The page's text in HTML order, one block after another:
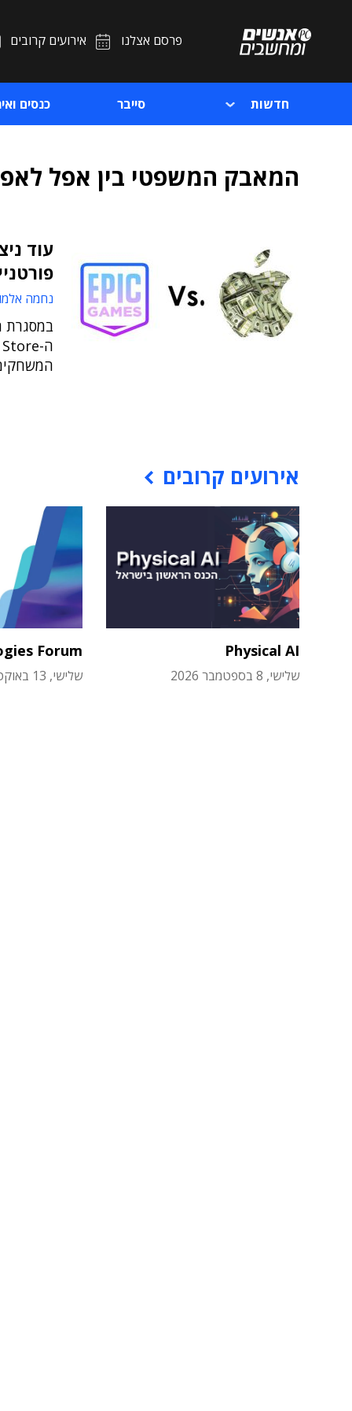
פרסם אצלנו אירועים קרובים
חדשות סייבר כנסים
המאבק המשפטי בין אפל
עוד
נחמה
במסגרת
אירועים קרובים
Physical AI
שלישי, 8 בספטמבר 2026
Forum
שלישי, 13 באוקטובר 2026